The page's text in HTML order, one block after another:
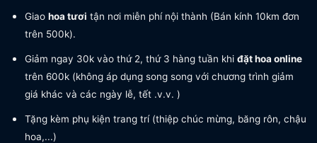
Giao hoa tươi tận nơi miễn phí nội thành (Bán kính 10km đơn
trên 500k).
Giảm ngay 30k vào thứ 2, thứ 3 hàng tuần khi đặt hoa online
trên 600k (không áp dụng song song với chương trình giảm
giá khác và các ngày lễ, tết .v.v. )
Tặng kèm phụ kiện trang trí (thiệp chúc mừng, băng rôn, chậu
hoa,...)